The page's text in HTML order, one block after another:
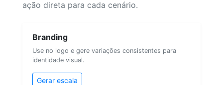
ação direta para cada cenário.
Branding
Use no logo e gere variações consistentes para
identidade visual.
Gerar escala